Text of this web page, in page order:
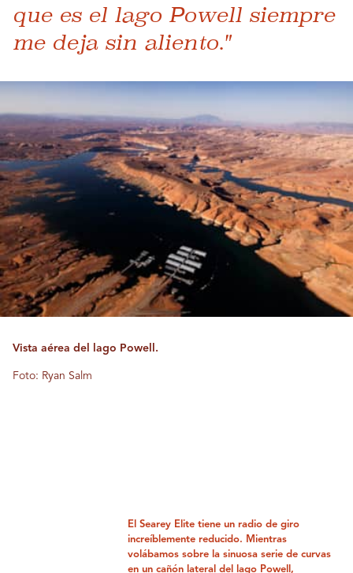
que es el lago Powell siempre
me deja sin aliento."
Vista aérea del lago Powell.
Foto: Ryan Salm
El Searey Elite tiene un radio de giro
increíblemente reducido. Mientras
volábamos sobre la sinuosa serie de curvas
en un cañón lateral del lago Powell,